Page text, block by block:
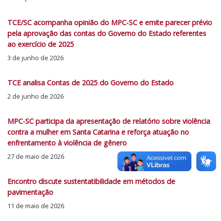
TCE/SC acompanha opinião do MPC-SC e emite parecer prévio
pela aprovação das contas do Governo do Estado referentes
ao exercício de 2025
3 de junho de 2026
TCE analisa Contas de 2025 do Governo do Estado
2 de junho de 2026
MPC-SC participa da apresentação de relatório sobre violência
contra a mulher em Santa Catarina e reforça atuação no
enfrentamento à violência de gênero
27 de maio de 2026
Encontro discute sustentatibilidade em métodos de
pavimentação
11 de maio de 2026